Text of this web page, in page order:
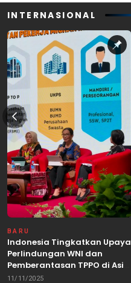
INTERNASIONAL
BARU
Indonesia Tingkatkan Upaya
Perlindungan WNI dan
Pemberantasan TPPO di Asia
Tenggara
11/11/2025